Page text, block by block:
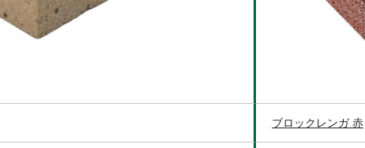
ブロックレンガ 赤